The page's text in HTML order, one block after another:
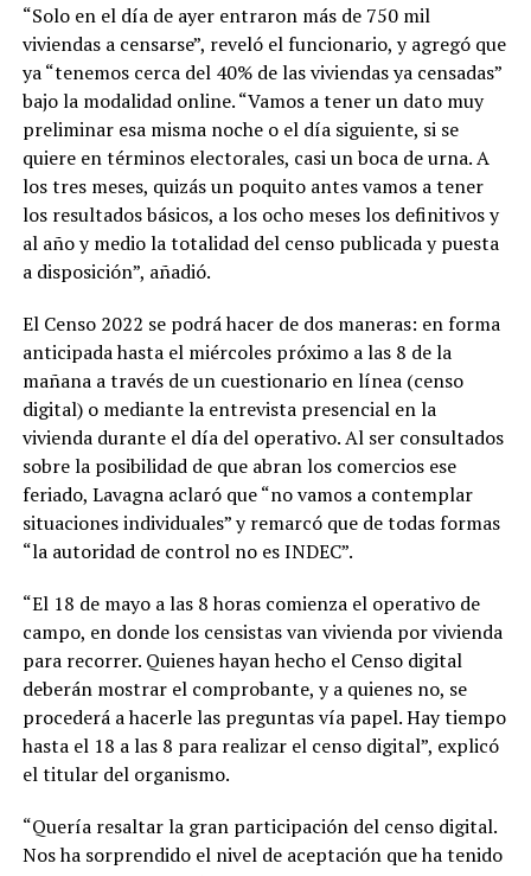
“Solo en el día de ayer entraron más de 750 mil
viviendas a censarse”, reveló el funcionario, y agregó que
ya “tenemos cerca del 40% de las viviendas ya censadas”
bajo la modalidad online. “Vamos a tener un dato muy
preliminar esa misma noche o el día siguiente, si se
quiere en términos electorales, casi un boca de urna. A
los tres meses, quizás un poquito antes vamos a tener
los resultados básicos, a los ocho meses los definitivos y
al año y medio la totalidad del censo publicada y puesta
a disposición”, añadió.
El Censo 2022 se podrá hacer de dos maneras: en forma
anticipada hasta el miércoles próximo a las 8 de la
mañana a través de un cuestionario en línea (censo
digital) o mediante la entrevista presencial en la
vivienda durante el día del operativo. Al ser consultados
sobre la posibilidad de que abran los comercios ese
feriado, Lavagna aclaró que “no vamos a contemplar
situaciones individuales” y remarcó que de todas formas
“la autoridad de control no es INDEC”.
“El 18 de mayo a las 8 horas comienza el operativo de
campo, en donde los censistas van vivienda por vivienda
para recorrer. Quienes hayan hecho el Censo digital
deberán mostrar el comprobante, y a quienes no, se
procederá a hacerle las preguntas vía papel. Hay tiempo
hasta el 18 a las 8 para realizar el censo digital”, explicó
el titular del organismo.
“Quería resaltar la gran participación del censo digital.
Nos ha sorprendido el nivel de aceptación que ha tenido